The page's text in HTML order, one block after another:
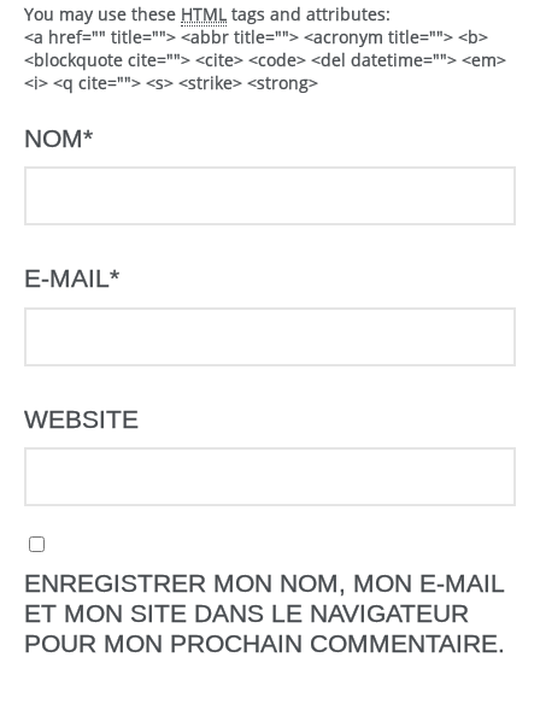
You may use these HTML tags and attributes:
<a href="" title=""> <abbr title=""> <acronym title=""> <b>
<blockquote cite=""> <cite> <code> <del datetime=""> <em>
<i> <q cite=""> <s> <strike> <strong>
NOM*
E-MAIL*
WEBSITE
ENREGISTRER MON NOM, MON E-MAIL
ET MON SITE DANS LE NAVIGATEUR
POUR MON PROCHAIN COMMENTAIRE.